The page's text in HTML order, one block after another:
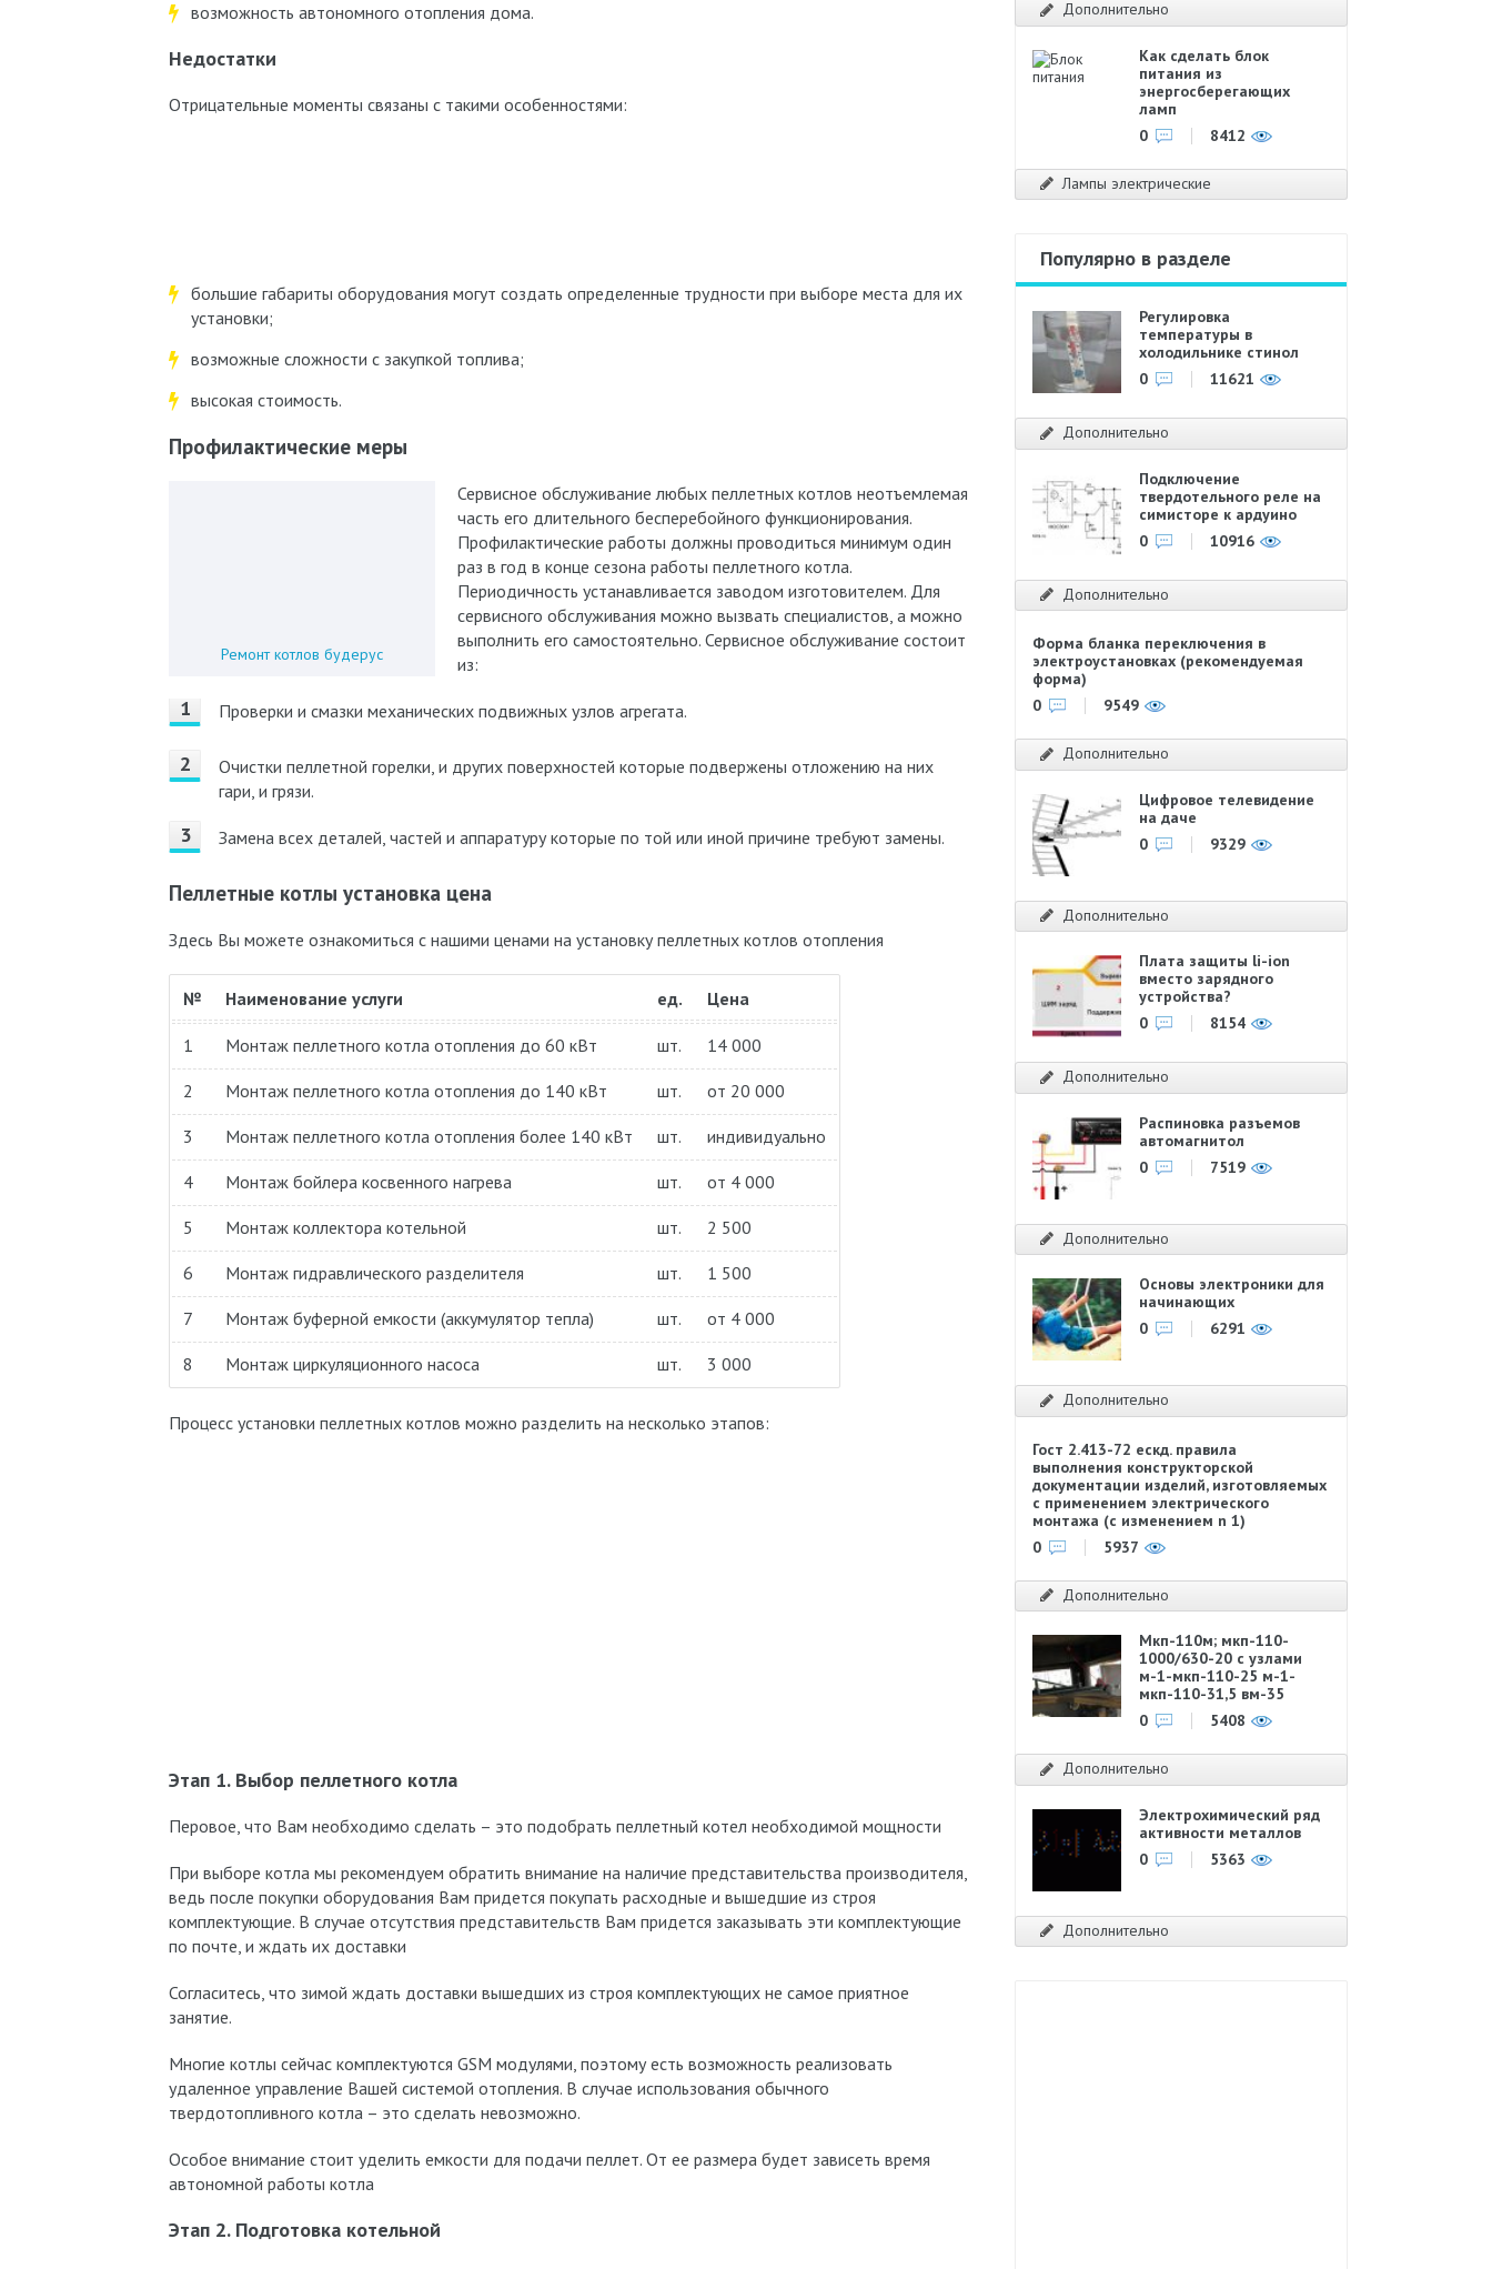
возможность автономного отопления дома.
Недостатки
Отрицательные моменты связаны с такими особенностями:
большие габариты оборудования могут создать определенные трудности при выборе места для их
установки;
возможные сложности с закупкой топлива;
высокая стоимость.
Профилактические меры
Ремонт котлов будерус
Сервисное обслуживание любых пеллетных котлов неотъемлемая
часть его длительного бесперебойного функционирования.
Профилактические работы должны проводиться минимум один
раз в год в конце сезона работы пеллетного котла.
Периодичность устанавливается заводом изготовителем. Для
сервисного обслуживания можно вызвать специалистов, а можно
выполнить его самостоятельно. Сервисное обслуживание состоит
из:
Проверки и смазки механических подвижных узлов агрегата.
Очистки пеллетной горелки, и других поверхностей которые подвержены отложению на них
гари, и грязи.
Замена всех деталей, частей и аппаратуру которые по той или иной причине требуют замены.
Пеллетные котлы установка цена
Здесь Вы можете ознакомиться с нашими ценами на установку пеллетных котлов отопления
№ Наименование услуги ед. Цена
1 Монтаж пеллетного котла отопления до 60 кВт шт. 14 000
2 Монтаж пеллетного котла отопления до 140 кВт шт. от 20 000
3 Монтаж пеллетного котла отопления более 140 кВт шт. индивидуально
4 Монтаж бойлера косвенного нагрева шт. от 4 000
5 Монтаж коллектора котельной шт. 2 500
6 Монтаж гидравлического разделителя шт. 1 500
7 Монтаж буферной емкости (аккумулятор тепла) шт. от 4 000
8 Монтаж циркуляционного насоса шт. 3 000
Процесс установки пеллетных котлов можно разделить на несколько этапов:
Этап 1. Выбор пеллетного котла
Перовое, что Вам необходимо сделать – это подобрать пеллетный котел необходимой мощности
При выборе котла мы рекомендуем обратить внимание на наличие представительства производителя,
ведь после покупки оборудования Вам придется покупать расходные и вышедшие из строя
комплектующие. В случае отсутствия представительств Вам придется заказывать эти комплектующие
по почте, и ждать их доставки
Согласитесь, что зимой ждать доставки вышедших из строя комплектующих не самое приятное
занятие.
Многие котлы сейчас комплектуются GSM модулями, поэтому есть возможность реализовать
удаленное управление Вашей системой отопления. В случае использования обычного
твердотопливного котла – это сделать невозможно.
Особое внимание стоит уделить емкости для подачи пеллет. От ее размера будет зависеть время
автономной работы котла
Этап 2. Подготовка котельной
Дополнительно
Как сделать блок
питания из
энергосберегающих
ламп
0
8412
Лампы электрические
Популярно в разделе
Регулировка
температуры в
холодильнике стинол
0
11621
Дополнительно
Подключение
твердотельного реле на
симисторе к ардуино
0
10916
Дополнительно
Форма бланка переключения в
электроустановках (рекомендуемая
форма)
0
9549
Дополнительно
Цифровое телевидение
на даче
0
9329
Дополнительно
Плата защиты li-ion
вместо зарядного
устройства?
0
8154
Дополнительно
Распиновка разъемов
автомагнитол
0
7519
Дополнительно
Основы электроники для
начинающих
0
6291
Дополнительно
Гост 2.413-72 ескд. правила
выполнения конструкторской
документации изделий, изготовляемых
с применением электрического
монтажа (с изменением n 1)
0
5937
Дополнительно
Мкп-110м; мкп-110-
1000/630-20 с узлами
м-1-мкп-110-25 м-1-
мкп-110-31,5 вм-35
0
5408
Дополнительно
Электрохимический ряд
активности металлов
0
5363
Дополнительно